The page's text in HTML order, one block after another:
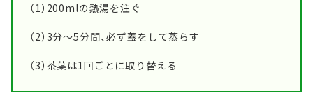
（1）200mlの熱湯を注ぐ
（2）3分～5分間、必ず蓋をして蒸らす
（3）茶葉は1回ごとに取り替える